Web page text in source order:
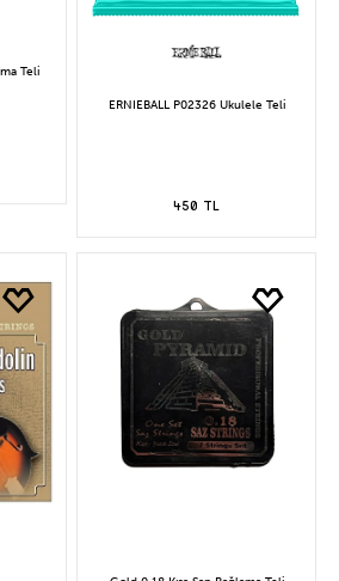
Teli
ERNIEBALL P02326 Ukulele Teli
450 TL